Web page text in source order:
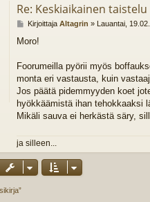
Re: Keskiaikainen taistelu
V
e
t
Kirjoittaja Altagrin » Lauantai,
Moro!
Foorumeilla pyörii myös
monta eri vastausta, kuin
Jos päätä pidemmyyden koet
hyökkäämistä ihan tehokkaaksi
Mikäli sauva ei herkästä säry,
ja silleen...